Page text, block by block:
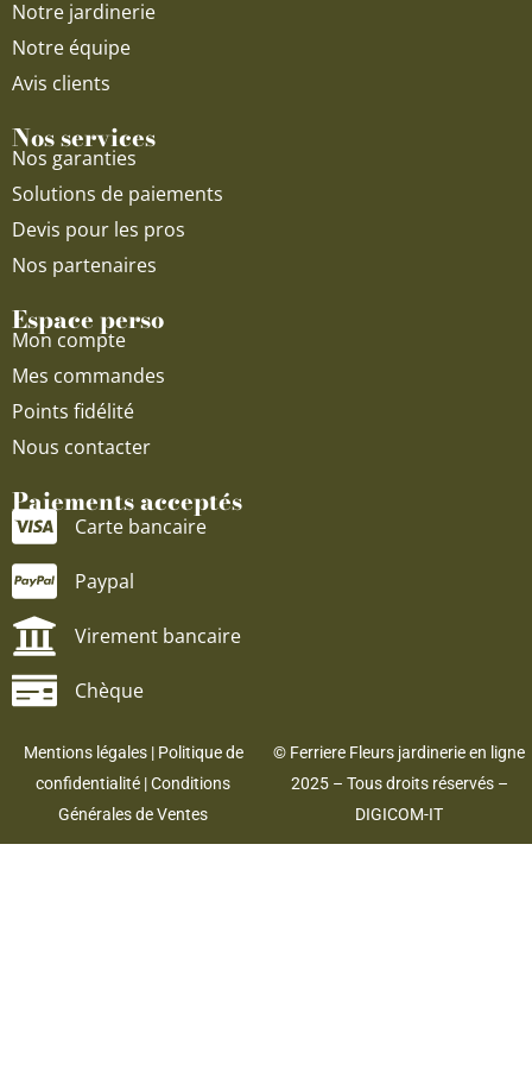
Notre jardinerie
Notre équipe
Avis clients
Nos services
Nos garanties
Solutions de paiements
Devis pour les pros
Nos partenaires
Espace perso
Mon compte
Mes commandes
Points fidélité
Nous contacter
Paiements acceptés
Carte bancaire
Paypal
Virement bancaire
Chèque
Mentions légales| Politique de
confidentialité |Conditions
Générales de Ventes
© Ferriere Fleurs jardinerie en ligne
2025 – Tous droits réservés –
DIGICOM-IT